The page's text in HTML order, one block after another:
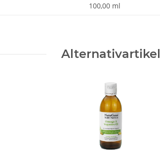
100,00 ml
Alternativartikel